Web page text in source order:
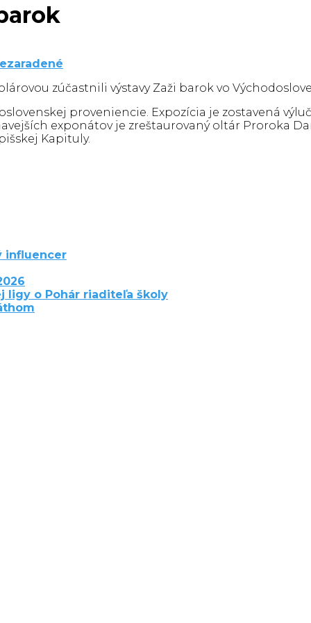
zúčastnili výstavy Zaži barok vo
proveniencie. Expozícia je zostavená
exponátov je zreštaurovaný oltár Proroka
Kapituly.
influencer
ligy o Pohár riaditeľa školy